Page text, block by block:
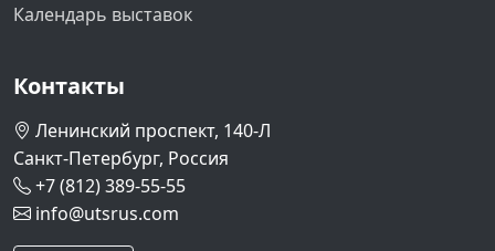
Календарь выставок
Контакты
Ленинский проспект, 140-Л
Санкт-Петербург, Россия
+7 (812) 389-55-55
info@utsrus.com